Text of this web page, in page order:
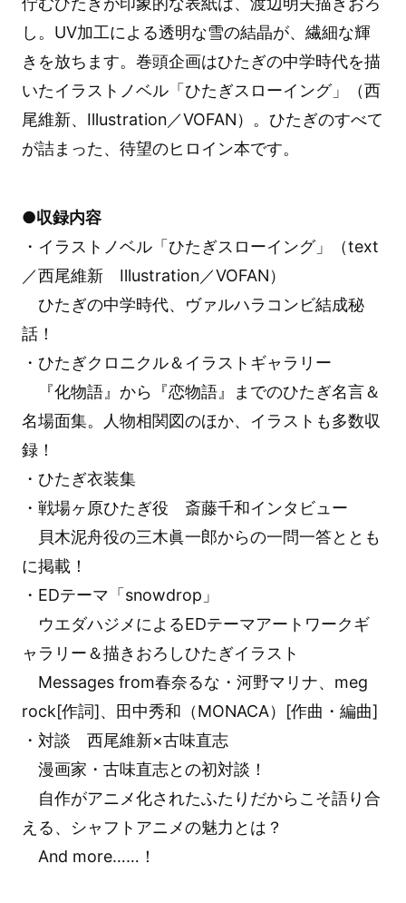
し。UV加工による透明な雪の結晶が、繊細な輝
きを放ちます。巻頭企画はひたぎの中学時代を描
いたイラストノベル「ひたぎスローイング」（西
尾維新、Illustration／VOFAN）。ひたぎのすべて
が詰まった、待望のヒロイン本です。
●収録内容
・イラストノベル「ひたぎスローイング」（text
／西尾維新 Illustration／VOFAN）
ひたぎの中学時代、ヴァルハラコンビ結成秘
話！
・ひたぎクロニクル＆イラストギャラリー
『化物語』から『恋物語』までのひたぎ名言＆
名場面集。人物相関図のほか、イラストも多数収
録！
・ひたぎ衣装集
・戦場ヶ原ひたぎ役 斎藤千和インタビュー
貝木泥舟役の三木眞一郎からの一問一答ととも
に掲載！
・EDテーマ「snowdrop」
ウエダハジメによるEDテーマアートワークギ
ャラリー＆描きおろしひたぎイラスト
Messages from春奈るな・河野マリナ、meg
rock[作詞]、田中秀和（MONACA）[作曲・編曲]
・対談 西尾維新×古味直志
漫画家・古味直志との初対談！
自作がアニメ化されたふたりだからこそ語り合
える、シャフトアニメの魅力とは？
And more……！